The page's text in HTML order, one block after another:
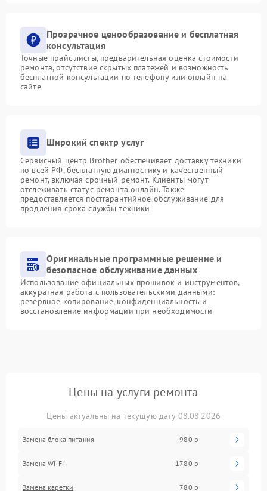
Прозрачное ценообразование и бесплатная
консультация
Точные прайс-листы, предварительная оценка стоимости
ремонта, отсутствие скрытых платежей и возможность
бесплатной консультации по телефону или онлайн на
сайте
Широкий спектр услуг
Сервисный центр Brother обеспечивает доставку техники
по всей РФ, бесплатную диагностику и качественный
ремонт, включая срочный ремонт. Клиенты могут
отслеживать статус ремонта онлайн. Также
предоставляется постгарантийное обслуживание для
продления срока службы техники
Оригинальные программные решение и
безопасное обслуживание данных
Использование официальных прошивок и инструментов,
аккуратная работа с пользовательскими данными:
резервное копирование, конфиденциальность и
восстановление информации при необходимости
Цены на услуги ремонта
Цены актуальны на текущую дату 08.08.2026
Замена блока питания 980 р
Замена Wi-Fi 1780 р
Замена каретки 780 р